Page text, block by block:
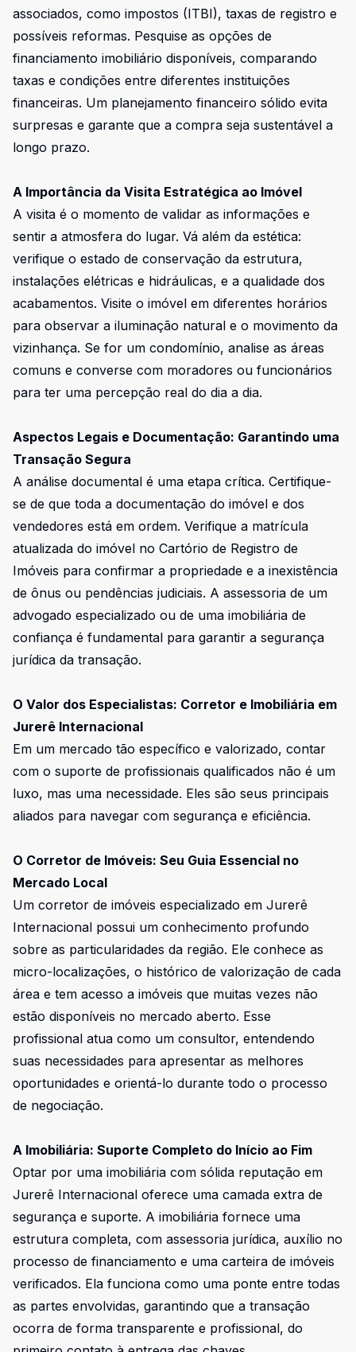
associados, como impostos (ITBI), taxas de registro e
possíveis reformas. Pesquise as opções de
financiamento imobiliário disponíveis, comparando
taxas e condições entre diferentes instituições
financeiras. Um planejamento financeiro sólido evita
surpresas e garante que a compra seja sustentável a
longo prazo.
A Importância da Visita Estratégica ao Imóvel
A visita é o momento de validar as informações e
sentir a atmosfera do lugar. Vá além da estética:
verifique o estado de conservação da estrutura,
instalações elétricas e hidráulicas, e a qualidade dos
acabamentos. Visite o imóvel em diferentes horários
para observar a iluminação natural e o movimento da
vizinhança. Se for um condomínio, analise as áreas
comuns e converse com moradores ou funcionários
para ter uma percepção real do dia a dia.
Aspectos Legais e Documentação: Garantindo uma
Transação Segura
A análise documental é uma etapa crítica. Certifique-
se de que toda a documentação do imóvel e dos
vendedores está em ordem. Verifique a matrícula
atualizada do imóvel no Cartório de Registro de
Imóveis para confirmar a propriedade e a inexistência
de ônus ou pendências judiciais. A assessoria de um
advogado especializado ou de uma imobiliária de
confiança é fundamental para garantir a segurança
jurídica da transação.
O Valor dos Especialistas: Corretor e Imobiliária em
Jurerê Internacional
Em um mercado tão específico e valorizado, contar
com o suporte de profissionais qualificados não é um
luxo, mas uma necessidade. Eles são seus principais
aliados para navegar com segurança e eficiência.
O Corretor de Imóveis: Seu Guia Essencial no
Mercado Local
Um corretor de imóveis especializado em Jurerê
Internacional possui um conhecimento profundo
sobre as particularidades da região. Ele conhece as
micro-localizações, o histórico de valorização de cada
área e tem acesso a imóveis que muitas vezes não
estão disponíveis no mercado aberto. Esse
profissional atua como um consultor, entendendo
suas necessidades para apresentar as melhores
oportunidades e orientá-lo durante todo o processo
de negociação.
A Imobiliária: Suporte Completo do Início ao Fim
Optar por uma imobiliária com sólida reputação em
Jurerê Internacional oferece uma camada extra de
segurança e suporte. A imobiliária fornece uma
estrutura completa, com assessoria jurídica, auxílio no
processo de financiamento e uma carteira de imóveis
verificados. Ela funciona como uma ponte entre todas
as partes envolvidas, garantindo que a transação
ocorra de forma transparente e profissional, do